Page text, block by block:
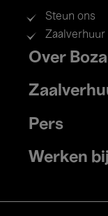
Steun ons
Zaalverhuur
Footer
menu
Over
Pers
Werken